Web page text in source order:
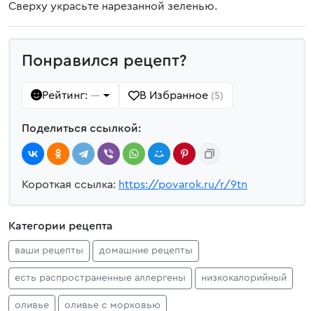
Сверху украсьте нарезанной зеленью.
Понравился рецепт?
Рейтинг: — В Избранное (5)
Поделиться ссылкой:
Короткая ссылка: https://povarok.ru/r/9tn
Категории рецепта
ваши рецепты домашние рецепты
есть распространенные аллергены низкокалорийный
оливье оливье с морковью